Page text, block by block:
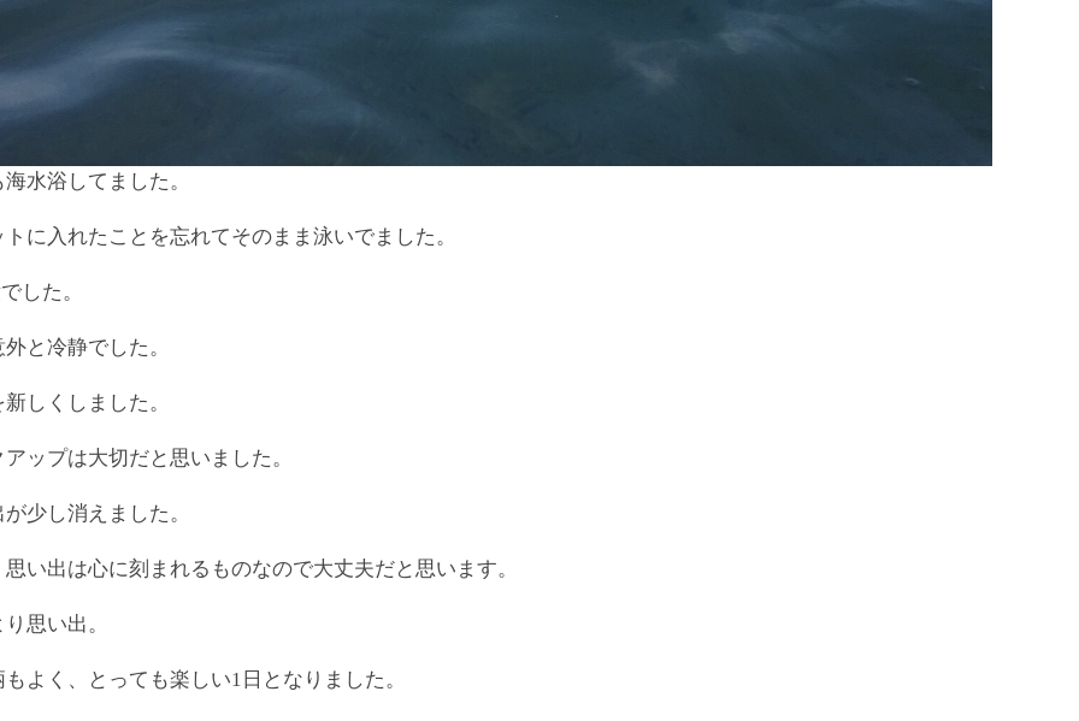
水浴してました。
に入れたことを忘れてそのまま泳いでました。
した。
と冷静でした。
しくしました。
ップは大切だと思いました。
少し消えました。
い出は心に刻まれるものなので大丈夫だと思います。
思い出。
よく、とっても楽しい1日となりました。